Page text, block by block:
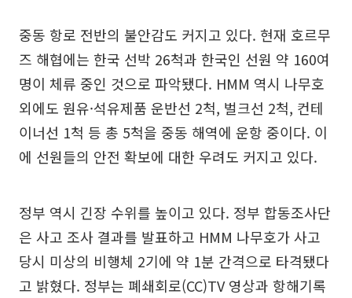
중동 항로 전반의 불안감도 커지고 있다. 현재 호르무
즈 해협에는 한국 선박 26척과 한국인 선원 약 160여
명이 체류 중인 것으로 파악됐다. HMM 역시 나무호
외에도 원유·석유제품 운반선 2척, 벌크선 2척, 컨테
이너선 1척 등 총 5척을 중동 해역에 운항 중이다. 이
에 선원들의 안전 확보에 대한 우려도 커지고 있다.
정부 역시 긴장 수위를 높이고 있다. 정부 합동조사단
은 사고 조사 결과를 발표하고 HMM 나무호가 사고
당시 미상의 비행체 2기에 약 1분 간격으로 타격됐다
고 밝혔다. 정부는 폐쇄회로(CC)TV 영상과 항해기록